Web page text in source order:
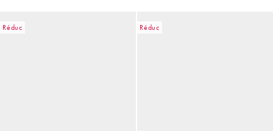
Réduc Réduc